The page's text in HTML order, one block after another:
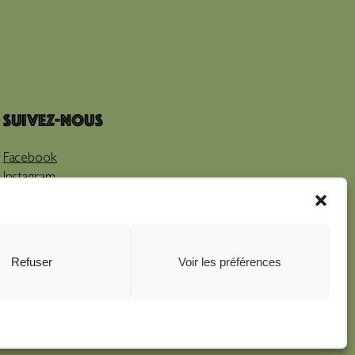
Refuser Voir les préférences
Suivez-nous
Facebook
Instagram